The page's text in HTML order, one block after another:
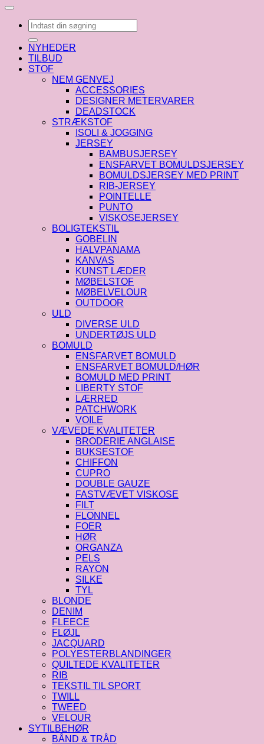
Søg
efter:
NYHEDER
TILBUD
STOF
NEM GENVEJ
ACCESSORIES
DESIGNER METERVARER
DEADSTOCK
STRÆKSTOF
ISOLI & JOGGING
JERSEY
BAMBUSJERSEY
ENSFARVET BOMULDSJERSEY
BOMULDSJERSEY MED PRINT
RIB-JERSEY
POINTELLE
PUNTO
VISKOSEJERSEY
BOLIGTEKSTIL
GOBELIN
HALVPANAMA
KANVAS
KUNST LÆDER
MØBELSTOF
MØBELVELOUR
OUTDOOR
ULD
DIVERSE ULD
UNDERTØJS ULD
BOMULD
ENSFARVET BOMULD
ENSFARVET BOMULD/HØR
BOMULD MED PRINT
LIBERTY STOF
LÆRRED
PATCHWORK
VOILE
VÆVEDE KVALITETER
BRODERIE ANGLAISE
BUKSESTOF
CHIFFON
CUPRO
DOUBLE GAUZE
FASTVÆVET VISKOSE
FILT
FLONNEL
FOER
HØR
ORGANZA
PELS
RAYON
SILKE
TYL
BLONDE
DENIM
FLEECE
FLØJL
JACQUARD
POLYESTERBLANDINGER
QUILTEDE KVALITETER
RIB
TEKSTIL TIL SPORT
TWILL
TWEED
VELOUR
SYTILBEHØR
BÅND & TRÅD